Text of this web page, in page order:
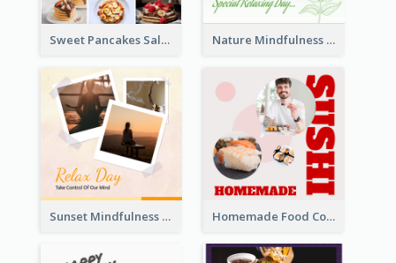
Sweet Pancakes Sale Instagram Post Nature Mindfulness Instagram Post
Sunset Mindfulness Instagram Post Homemade Food Collage Instagram Post